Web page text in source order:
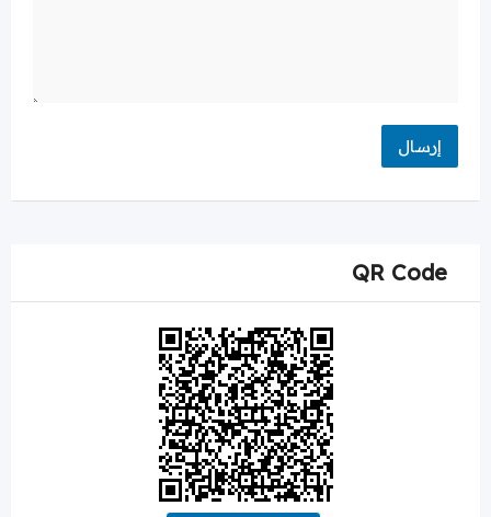
QR Code